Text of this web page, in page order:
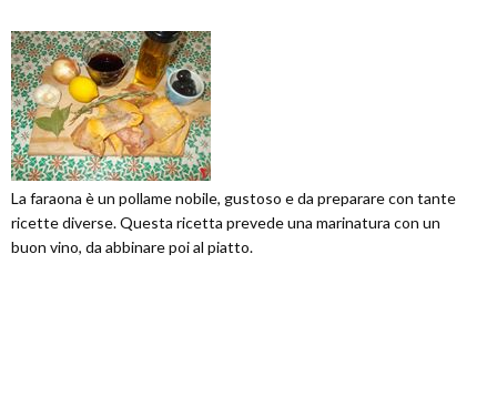
La faraona è un pollame nobile, gustoso e da preparare con tante
ricette diverse. Questa ricetta prevede una marinatura con un
buon vino, da abbinare poi al piatto.